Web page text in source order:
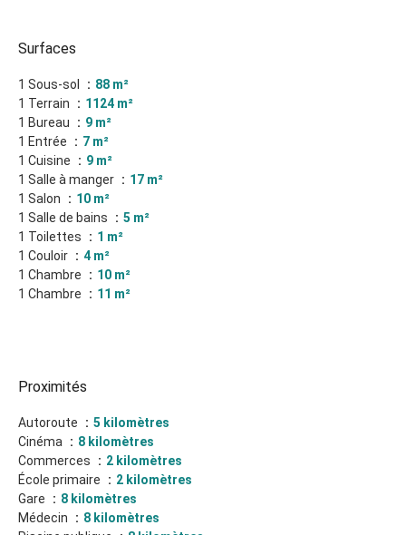
Surfaces
1 Sous-sol
88 m²
1 Terrain
1124 m²
1 Bureau
9 m²
1 Entrée
7 m²
1 Cuisine
9 m²
1 Salle à manger
17 m²
1 Salon
10 m²
1 Salle de bains
5 m²
1 Toilettes
1 m²
1 Couloir
4 m²
1 Chambre
10 m²
1 Chambre
11 m²
Proximités
Autoroute
5 kilomètres
Cinéma
8 kilomètres
Commerces
2 kilomètres
École primaire
2 kilomètres
Gare
8 kilomètres
Médecin
8 kilomètres